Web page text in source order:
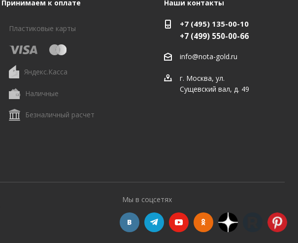
Принимаем к оплате
Пластиковые карты
Яндекс.Касса
Наличные
Безналичный расчет
Наши контакты
+7 (495) 135-00-10
+7 (499) 550-00-66
info@nota-gold.ru
г. Москва, ул.
Сущевский вал, д. 49
Мы в соцсетях